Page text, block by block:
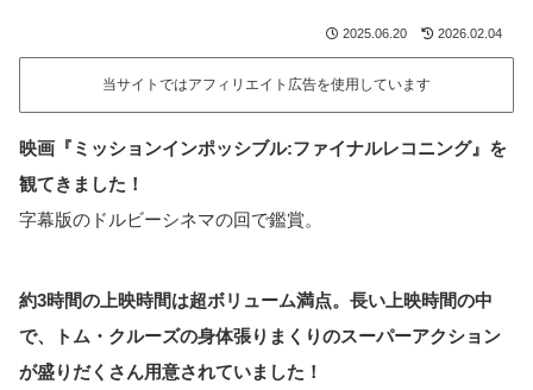
2025.06.20 2026.02.04
当サイトではアフィリエイト広告を使用しています
映画『ミッションインポッシブル:ファイナルレコニング』を
観てきました！
字幕版のドルビーシネマの回で鑑賞。
約3時間の上映時間は超ボリューム満点。長い上映時間の中
で、トム・クルーズの身体張りまくりのスーパーアクション
が盛りだくさん用意されていました！